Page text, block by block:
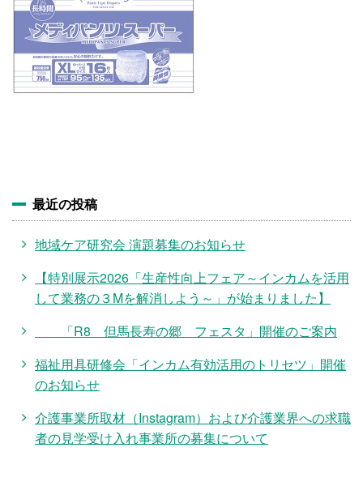
アクセス
最近の投稿
地域ケア研究会 演題募集のお知らせ
【特別展示2026「生産性向上フェア～インカムを活用
して業務の３Mを解消しよう～」が始まりました】
「R8 但馬長寿の郷 フェスタ」開催のご案内
福祉用具研修会「インカム有効活用のトリセツ」開催
のお知らせ
介護事業所取材（Instagram）および介護業界への求職
者の見学受け入れ事業所の募集について